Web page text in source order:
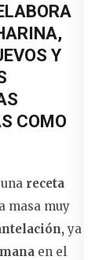
Y
COMO
receta
masa muy
ya
en el